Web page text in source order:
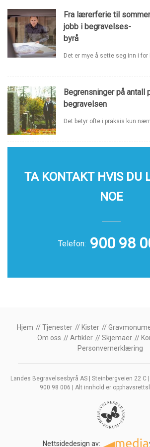
Fra lærerferie til
jobb i begravelses-
byrå
Det er mye å sette seg inn i for
Begrensninger på antall
begravelsen
Det betyr ofte i praksis kun
TA KONTAKT HVIS DU
NOE
Telefon: 900 98
Hjem Tjenester Kister
Om oss
Artikler Skjemaer
Personvernerklæring
Landes Begravelsesbyrå AS | Steinbergveien 22 C
900 98 006 | Alt innhold er
Nettsidedesign av: